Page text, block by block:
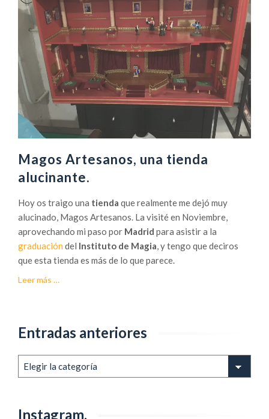
Magos Artesanos, una tienda
alucinante.
Hoy os traigo una tienda que realmente me dejó muy
alucinado, Magos Artesanos. La visité en Noviembre,
aprovechando mi paso por Madrid para asistir a la
graduación del Instituto de Magia, y tengo que deciros
que esta tienda es más de lo que parece.
Leer más
tienda
…
Entradas anteriores
anteriores
Instagram.